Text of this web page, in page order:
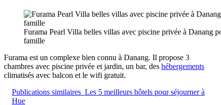
Furama Pearl Villa belles villas avec piscine privée à Danang
famille
Furama est un complexe bien connu à Danang. Il propose 3
chambres avec piscine privée et jardin, un bar, des hébergements
climatisés avec balcon et le wifi gratuit.
Publications similaires Les 5 meilleurs hôtels pour séjourner à
Hue